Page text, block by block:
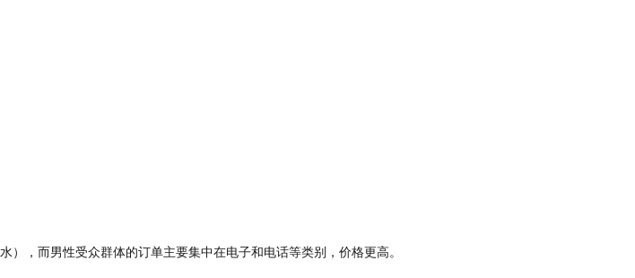
，而男性受众群体的订单主要集中在电子和电话等类别，价格更高。